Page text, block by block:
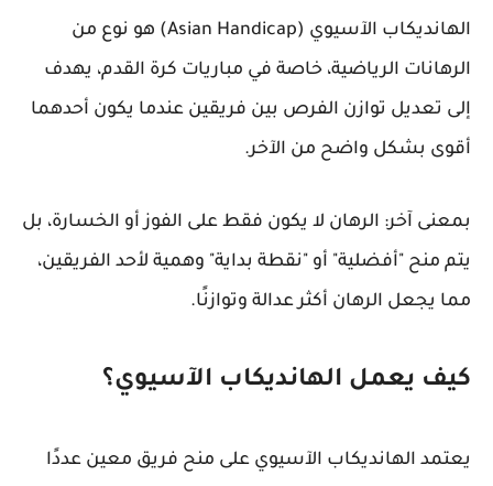
الهانديكاب الآسيوي (Asian Handicap) هو نوع من
الرهانات الرياضية، خاصة في مباريات كرة القدم، يهدف
إلى تعديل توازن الفرص بين فريقين عندما يكون أحدهما
أقوى بشكل واضح من الآخر.
بمعنى آخر: الرهان لا يكون فقط على الفوز أو الخسارة، بل
يتم منح "أفضلية" أو "نقطة بداية" وهمية لأحد الفريقين،
مما يجعل الرهان أكثر عدالة وتوازنًا.
كيف يعمل الهانديكاب الآسيوي؟
يعتمد الهانديكاب الآسيوي على منح فريق معين عددًا